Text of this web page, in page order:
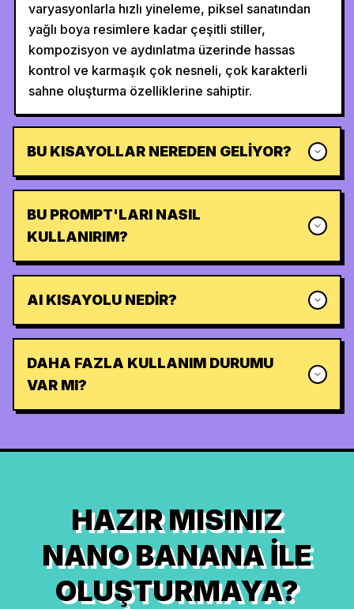
varyasyonlarla hızlı yineleme, piksel sanatından
yağlı boya resimlere kadar çeşitli stiller,
kompozisyon ve aydınlatma üzerinde hassas
kontrol ve karmaşık çok nesneli, çok karakterli
sahne oluşturma özelliklerine sahiptir.
BU KISAYOLLAR NEREDEN GELIYOR?
BU PROMPT'LARI NASIL
KULLANIRIM?
AI KISAYOLU NEDIR?
DAHA FAZLA KULLANIM DURUMU
VAR MI?
HAZIR MISINIZ
NANO BANANA ILE
OLUŞTURMAYA?